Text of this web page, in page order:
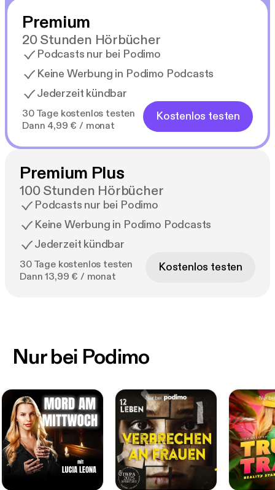
Premium
20 Stunden Hörbücher
Podcasts nur bei Podimo
Keine Werbung in Podimo Podcasts
Jederzeit kündbar
30 Tage kostenlos testen
Dann 4,99 € / monat
Kostenlos testen
Premium Plus
100 Stunden Hörbücher
Podcasts nur bei Podimo
Keine Werbung in Podimo Podcasts
Jederzeit kündbar
30 Tage kostenlos testen
Dann 13,99 € / monat
Kostenlos testen
Nur bei Podimo